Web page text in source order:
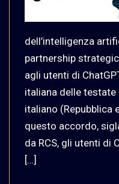
dell’intelligenza
partnership
agli utenti di
italiana delle
italiano (Repubblica
questo accordo,
da RCS, gli utenti di
[…]